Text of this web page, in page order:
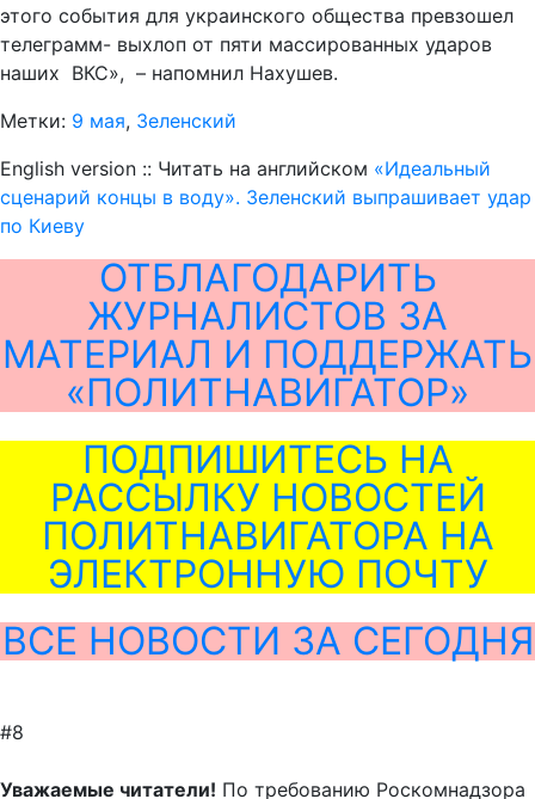
этого события для украинского общества превзошел
телеграмм- выхлоп от пяти массированных ударов
наших ВКС», – напомнил Нахушев.
Метки: 9 мая, Зеленский
English version :: Читать на английском «Идеальный
сценарий концы в воду». Зеленский выпрашивает удар
по Киеву
ОТБЛАГОДАРИТЬ
ЖУРНАЛИСТОВ ЗА
МАТЕРИАЛ И ПОДДЕРЖАТЬ
«ПОЛИТНАВИГАТОР»
ПОДПИШИТЕСЬ НА
РАССЫЛКУ НОВОСТЕЙ
ПОЛИТНАВИГАТОРА НА
ЭЛЕКТРОННУЮ ПОЧТУ
ВСЕ НОВОСТИ ЗА СЕГОДНЯ
#8
Уважаемые читатели! По требованию Роскомнадзора